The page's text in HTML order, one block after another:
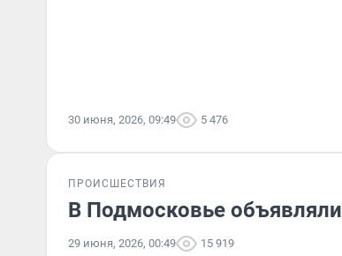
30 июня, 2026, 09:49 5 476
ПРОИСШЕСТВИЯ
В Подмосковье
29 июня, 2026, 00:49 15 919